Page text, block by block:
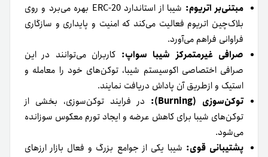
مبتنی‌بر اتریوم:
شیبا از استاندارد ERC-20 بهره می‌برد و روی
بلاک‌‌چین اتریوم فعالیت می‌کند که امنیت و پایداری و سازگاری
فراوانی فراهم می‌آورد.
صرافی غیرمتمرکز شیبا سواپ: کاربران می‌توانند در این
صرافی اختصاصی اکوسیستم شیبا، توکن‌های خود را معامله و
استیک و ازطریق آن پاداش دریافت نمایند.
توکن‌سوزی (Burning):
در فرایند توکن‌سوزی، بخشی از
توکن‌های شیبا برای کاهش عرضه و ایجاد تورم معکوس سوزانده
می‌شود.
پشتیبانی قوی: شیبا یکی از جوامع بزرگ‌ و فعال بازار ارزهای